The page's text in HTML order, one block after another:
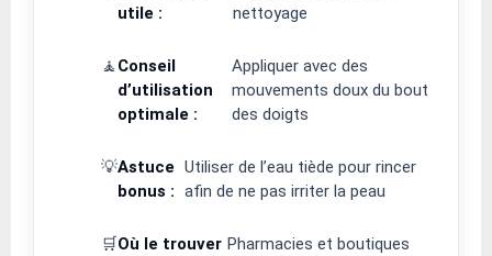
utile :
nettoyage
🧘Conseil
d’utilisation
optimale :
Appliquer avec des
mouvements doux du bout
des doigts
💡Astuce
bonus :
Utiliser de l’eau tiède pour rincer
afin de ne pas irriter la peau
🛒Où le trouver Pharmacies et boutiques